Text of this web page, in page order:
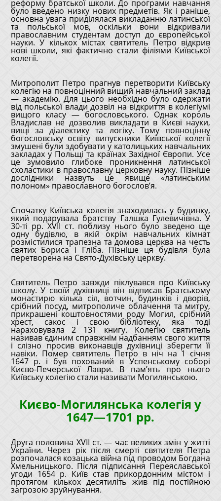
реформу братської школи. До програми навчання
було введено низку нових предметів. Як і раніше,
основна увага приділялася викладанню латинської
та польської мов, оскільки вони відкривали
православним студентам доступ до європейської
науки. У кількох містах святитель Петро відкрив
нові школи, які фактично стали філіями Київської
колегії.
Митрополит Петро прагнув перетворити Київську
колегію на повноцінний вищий навчальний заклад
— академію. Для цього необхідно було одержати
від польської влади дозвіл на відкриття в колегіумі
вищого класу — богословського. Однак король
Владислав не дозволив викладати в Києві науки,
вищі за діалектику та логіку. Тому повноцінну
богословську освіту випускники Київської колегії
змушені були здобувати у католицьких навчальних
закладах у Польщі та країнах Західної Європи. Усе
це зумовило глибоке проникнення латинської
схоластики в православну церковну науку. Пізніше
дослідники назвуть це явище «латинським
полоном» православного богослов’я.
Спочатку Київська колегія знаходилась у будинку,
який подарувала братству Галшка Гулевичівна. У
30-ті рр. XVII ст. поблизу нього було зведено ще
одну будівлю, в якій окрім навчальних кімнат
розмістилися трапезна та домова церква на честь
святих Бориса і Гліба. Пізніше ця будівля була
перетворена на Свято-Духівську церкву.
Святитель Петро завжди піклувався про Київську
школу. У своїй духівниці він відписав Братському
монастирю кілька сіл, вотчин, будинків і дворів,
срібний посуд, митрополиче облачення та митру,
прикрашені коштовностями роду Могил, срібний
хрест, сакос і свою бібліотеку, яка тоді
нараховувала 2 131 книгу. Колегію святитель
називав єдиним справжнім надбанням свого життя
і слізно просив виконавців духівниці зберегти її
навіки. Помер святитель Петро в ніч на 1 січня
1647 р. і був похований в Успенському соборі
Києво-Печерської Лаври. В пам’ять про нього
Київську колегію стали називати Могилянською.
Києво-Могилянська колегія у
1647—1701 рр.
Друга половина XVII ст. — час великих змін у житті
України. Через рік після смерті святителя Петра
розпочалася козацька війна під проводом Богдана
Хмельницького. Після підписання Переяславської
угоди 1654 р. Київ став прикордонним містом і
протягом кількох десятиліть жив під постійною
загрозою зруйнування.